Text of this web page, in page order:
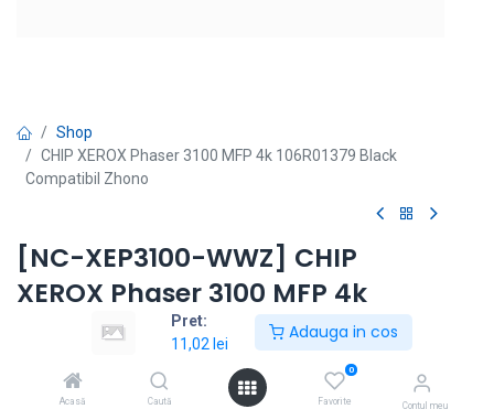
Pret:
11,02 lei
Adauga in cos
Acasă Caută
0
Favorite Contul meu
Shop
CHIP XEROX Phaser 3100 MFP 4k 106R01379 Black
Compatibil Zhono
[NC-XEP3100-WWZ] CHIP
XEROX Phaser 3100 MFP 4k
106R01379 Black Compatibil
Zhono
Modele echipamente: Phaser 3100 MFP